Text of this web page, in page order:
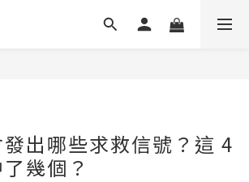
出哪些求救信號？這 4
幾個？